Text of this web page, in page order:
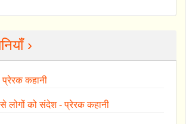
›
प्रेरक कहानी
से लोगों को संदेश - प्रेरक कहानी